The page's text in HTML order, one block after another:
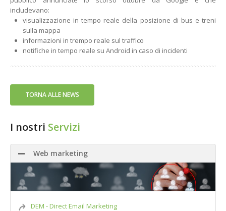
includevano:
visualizzazione in tempo reale della posizione di bus e treni
sulla mappa
informazioni in trempo reale sul traffico
notifiche in tempo reale su Android in caso di incidenti
TORNA ALLE NEWS
I nostri Servizi
Web marketing
DEM - Direct Email Marketing